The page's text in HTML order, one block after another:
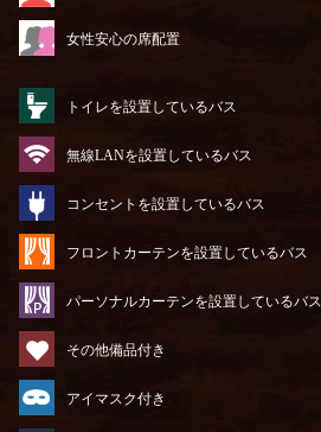
女性安心の席配置
トイレを設置しているバス
無線LANを設置しているバス
コンセントを設置しているバス
フロントカーテンを設置しているバス
パーソナルカーテンを設置しているバス
その他備品付き
アイマスク付き